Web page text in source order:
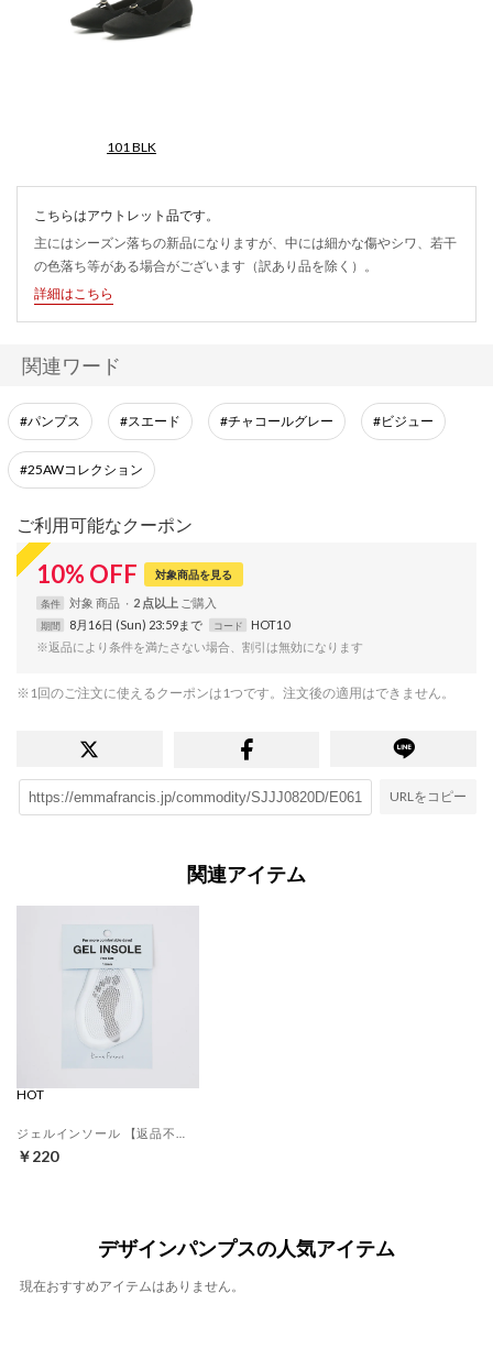
101 BLK
こちらはアウトレット品です。
主にはシーズン落ちの新品になりますが、中には細かな傷やシワ、若干
の色落ち等がある場合がございます（訳あり品を除く）。
詳細はこちら
関連ワード
#パンプス #スエード #チャコールグレー #ビジュー
#25AWコレクション
ご利用可能なクーポン
10% OFF 対象商品を見る
条件 対象 商品 2 点以上
期間 8月16日 (Sun) 23:59まで コード
HOT10
※返品により条件を満たさない場合、割引は無効になります
※1回のご注文に使えるクーポンは1つです。注文後の適用はできません。
URLをコピー
関連アイテム
HOT
￥220
デザインパンプスの人気アイテム
現在おすすめアイテムはありません。